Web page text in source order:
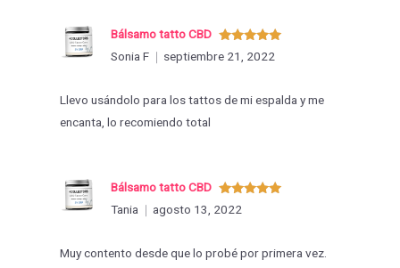
Valorado
con 5de 5
Bálsamo tatto CBD
Sonia F
septiembre 21, 2022
Llevo usándolo para los tattos de mi espalda y me
encanta, lo recomiendo total
Valorado
con
Bálsamo tatto CBD
Tania
agosto 13, 2022
Muy contento desde que lo probé por primera vez.